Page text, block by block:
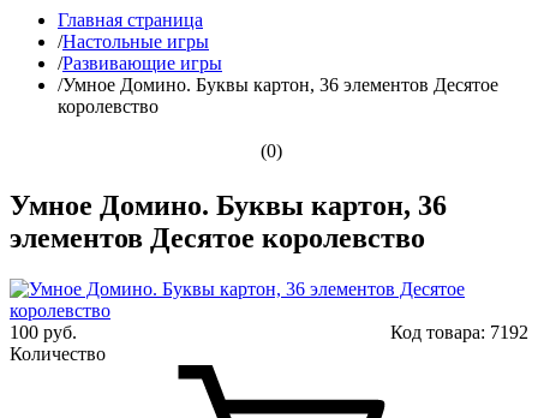
Главная страница
/Настольные игры
/Развивающие игры
/Умное Домино. Буквы картон, 36 элементов Десятое
королевство
(0)
Умное Домино. Буквы картон, 36
элементов Десятое королевство
100 руб. Код товара: 7192
Количество